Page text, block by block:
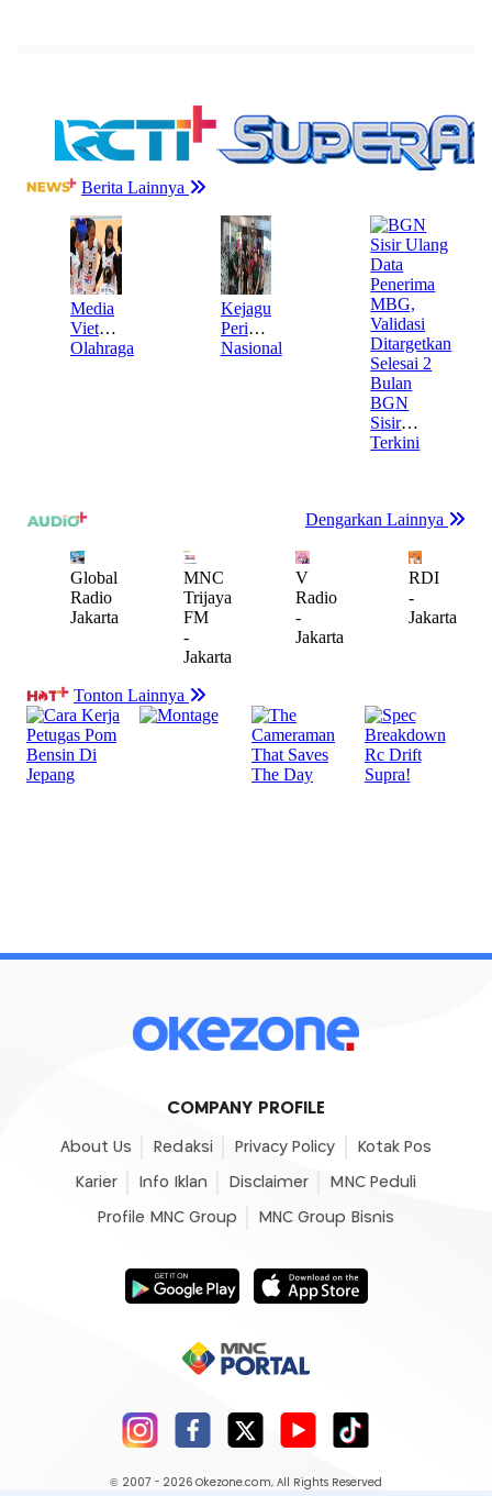
COMPANY PROFILE
About Us Redaksi Privacy Policy Kotak Pos
Karier Info Iklan Disclaimer MNC Peduli
Profile MNC Group MNC Group Bisnis
© 2007 - 2026 Okezone.com, All Rights Reserved